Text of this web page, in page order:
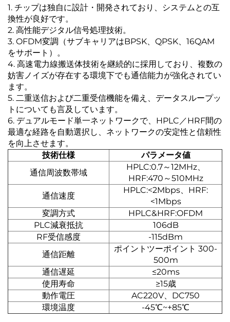
1. チップは独自に設計・開発されており、システムとの互
換性が良好です。
2. 高性能デジタル信号処理技術。
3. OFDM変調（サブキャリアはBPSK、QPSK、16QAM
をサポート）。
4. 高速電力線搬送体技術を継続的に採用しており、複数の
妨害ノイズが存在する環境下でも通信能力が強化されてい
ます。
5. 二重送信および二重受信機能を備え、データスループッ
トについても言及しています。
6. デュアルモード単一ネットワークで、HPLC／HRF間の
最適な経路を自動選択し、ネットワークの安定性と信頼性
を向上させます。
技術仕様
パラメータ値
通信周波数帯域
HPLC:0.7～12MHz、
HRF:470～510MHz
通信速度
HPLC:<2Mbps、HRF:
<1Mbps
変調方式
HPLC&HRF:OFDM
PLC減衰抵抗
106dB
RF受信感度
-115dBm
通信距離
ポイントツーポイント 300-
500m
通信遅延
≤20ms
使用寿命
≥15歳
動作電圧
AC220V、DC750
環境温度
-45℃~+85℃